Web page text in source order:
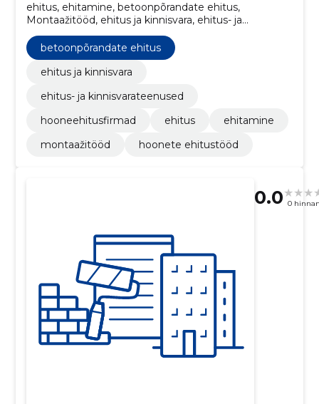
ehitus, ehitamine, betoonpõrandate ehitus,
Montaažitööd, ehitus ja kinnisvara, ehitus- ja
kinnisvarateenused, hooneehitusfirmad
betoonpõrandate ehitus
ehitus ja kinnisvara
ehitus- ja kinnisvarateenused
hooneehitusfirmad
ehitus
ehitamine
montaažitööd
hoonete ehitustööd
0.0 0